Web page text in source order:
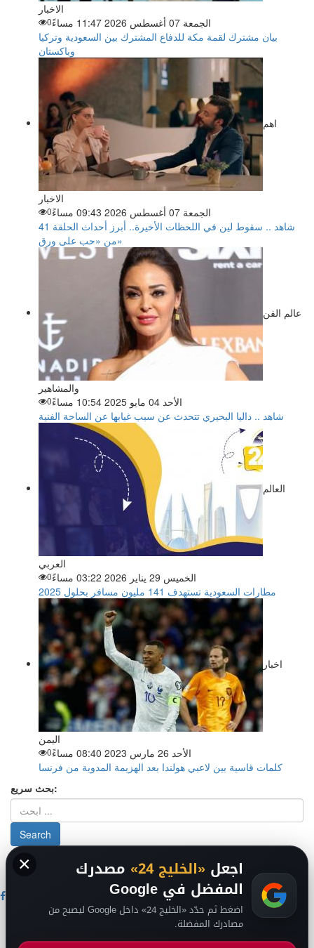
الاخبار
الجمعة 07 أغسطس 2026 11:47 مساءً
0
بيان مشترك لقمة مكة للدفاع المشترك بين السعودية وتركيا
وباكستان
اهم
الاخبار
الجمعة 07 أغسطس 2026 09:43 مساءً
0
شاهد .. سقوط لين في اللحظات الأخيرة.. أبرز أحداث الحلقة 41
من «حب على ورق»
عالم الفن
والمشاهير
الأحد 04 مايو 2025 10:54 مساءً
0
شاهد .. داليا البحيري تتحدث عن سبب غيابها عن الساحة الفنية
العالم
العربي
الخميس 29 يناير 2026 03:22 مساءً
0
مطارات السعودية تستهدف 141 مليون مسافر بحلول 2025
اخبار
اليمن
الأحد 26 مارس 2023 08:40 مساءً
0
كلمات قاسية بين لاعبي هولندا بعد الهزيمة المدوية من فرنسا
بحث سريع:
من نحن
اخبار الخليج
× اجعل «الخليج 24» مصدرك
المفضل في Google
اضغط ثم حدّد «الخليج 24» داخل Google ليصبح من
مصادرك المفضلة.